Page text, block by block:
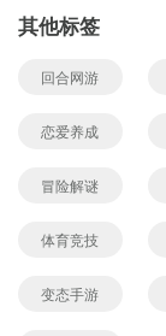
其他标签
回合网游
恋爱养成
冒险解谜
体育竞技
变态手游